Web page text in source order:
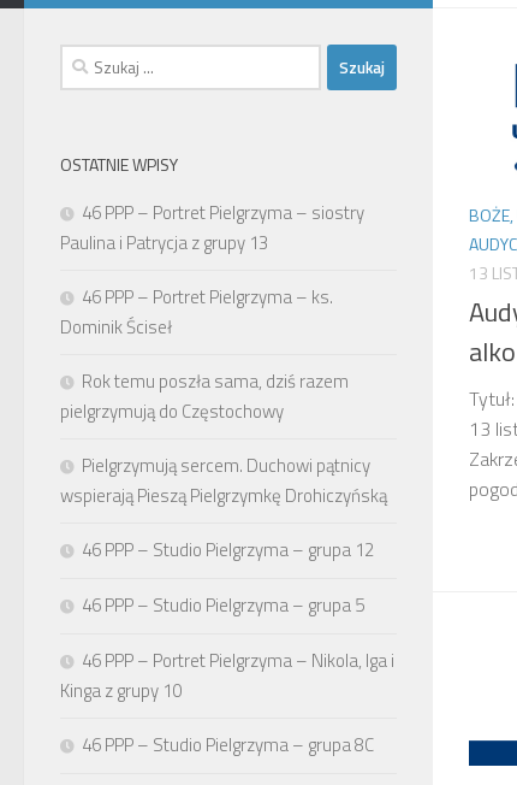
BOŻE,
13
13
Szukaj:
OSTATNIE WPISY
46 PPP – Portret Pielgrzyma – siostry
Paulina i Patrycja z grupy 13
46 PPP – Portret Pielgrzyma – ks.
Dominik Ściseł
Rok temu poszła sama, dziś razem
pielgrzymują do Częstochowy
Pielgrzymują sercem. Duchowi pątnicy
wspierają Pieszą Pielgrzymkę Drohiczyńską
46 PPP – Studio Pielgrzyma – grupa 12
46 PPP – Studio Pielgrzyma – grupa 5
46 PPP – Portret Pielgrzyma – Nikola, Iga i
Kinga z grupy 10
46 PPP – Studio Pielgrzyma – grupa 8C